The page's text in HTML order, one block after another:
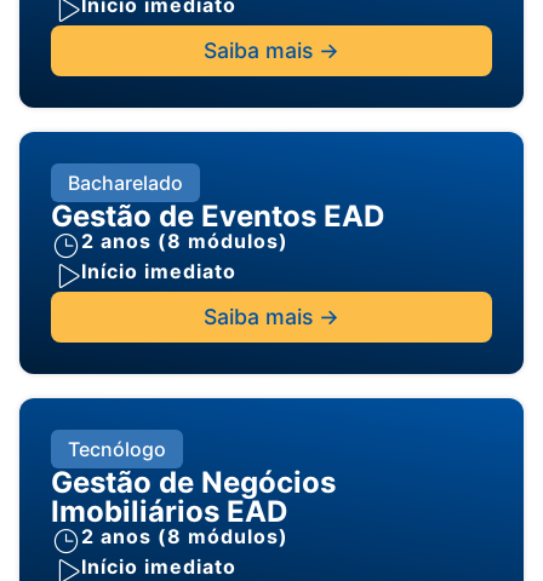
Início imediato
Saiba mais ->
Bacharelado
Gestão de Eventos EAD
2 anos (8 módulos)
Início imediato
Saiba mais ->
Tecnólogo
Gestão de Negócios
Imobiliários EAD
2 anos (8 módulos)
Início imediato